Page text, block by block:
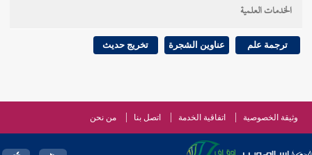
الخدمات العلمية
ترجمة علم عناوين الشجرة تخريج حديث
وثيقة الخصوصية اتفاقية الخدمة اتصل بنا من نحن